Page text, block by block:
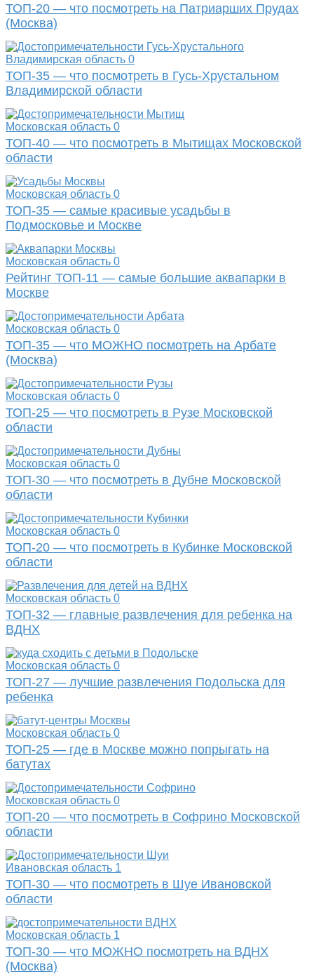
ТОП-20 — что посмотреть на Патриарших Прудах
(Москва)
Владимирская область 0
ТОП-35 — что посмотреть в Гусь-Хрустальном
Владимирской области
Московская область 0
ТОП-40 — что посмотреть в Мытищах Московской
области
Московская область 0
ТОП-35 — самые красивые усадьбы в
Подмосковье и Москве
Московская область 0
Рейтинг ТОП-11 — самые большие аквапарки в
Москве
Московская область 0
ТОП-35 — что МОЖНО посмотреть на Арбате
(Москва)
Московская область 0
ТОП-25 — что посмотреть в Рузе Московской
области
Московская область 0
ТОП-30 — что посмотреть в Дубне Московской
области
Московская область 0
ТОП-20 — что посмотреть в Кубинке Московской
области
Московская область 0
ТОП-32 — главные развлечения для ребенка на
ВДНХ
Московская область 0
ТОП-27 — лучшие развлечения Подольска для
ребенка
Московская область 0
ТОП-25 — где в Москве можно попрыгать на
батутах
Московская область 0
ТОП-20 — что посмотреть в Софрино Московской
области
Ивановская область 1
ТОП-30 — что посмотреть в Шуе Ивановской
области
Московская область 1
ТОП-30 — что МОЖНО посмотреть на ВДНХ
(Москва)